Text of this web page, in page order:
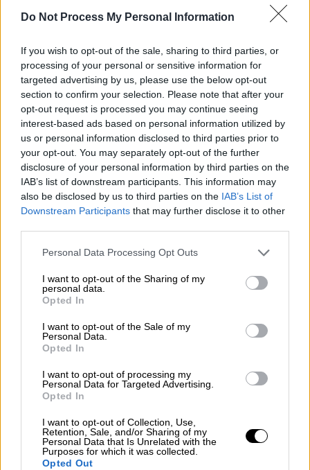
Do Not Process My Personal Information
If you wish to opt-out of the sale, sharing to third parties, or
processing of your personal or sensitive information for
targeted advertising by us, please use the below opt-out
section to confirm your selection. Please note that after your
opt-out request is processed you may continue seeing
interest-based ads based on personal information utilized by
us or personal information disclosed to third parties prior to
your opt-out. You may separately opt-out of the further
disclosure of your personal information by third parties on the
IAB’s list of downstream participants. This information may
also be disclosed by us to third parties on the IAB’s List of
Downstream Participants that may further disclose it to other
Please note that this website/app uses one or more Google
not limited to your visit or usage behaviour. You may click to
grant or deny consent to Google and its third-party tags to
use your data for below specified purposes in below Google
consent section.
Personal Data Processing Opt Outs
I want to opt-out of the Sharing of my
personal data.
Opted In
I want to opt-out of the Sale of my
Personal Data.
Opted In
I want to opt-out of processing my
Personal Data for Targeted Advertising.
Opted In
I want to opt-out of Collection, Use,
Retention, Sale, and/or Sharing of my
Personal Data that Is Unrelated with the
Purposes for which it was collected.
Opted Out
— Πυροσβεστικό Σώμα
Νωρίτερα, είχεδιασωθείένας 21χρονος
Λευκορώσος, οδηγός φορτηγού με
λιθουανικές πινακίδες.
Οι έρευνες της ΕΜΑΚ στο πλοίο
συνεχίζονται. Το Πυροσβεστικό Σώμα
έδωσε στη δημοσιότητα φωτογραφίες από
την επιχείρηση ανάσυρσης του νεκρού
οδηγού.
Euroferry Olympia (gallery-ανάσυρση νεκρού)